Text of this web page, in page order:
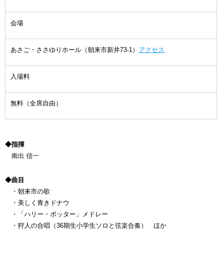
会場
あさご・ささゆりホール（朝来市新井73-1） アクセス
入場料
無料（全席自由）
◆指揮
南出 信一
◆曲目
・朝来市の歌
・美しく青きドナウ
・「ハリー・ポッター」メドレー
・狩人の合唱（36期生小学生ソロと弦楽合奏） ほか